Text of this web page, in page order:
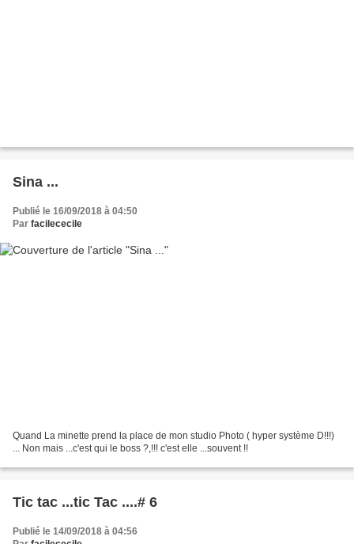
Sina ...
Publié le 16/09/2018 à 04:50
Par facilececile
Quand La minette prend la place de mon studio Photo ( hyper système D!!!)
... Non mais ...c'est qui le boss ?,!!! c'est elle ...souvent !!
Tic tac ...tic Tac ....# 6
Publié le 14/09/2018 à 04:56